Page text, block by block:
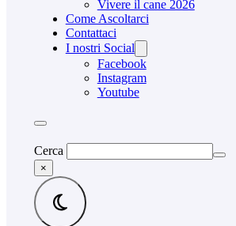
Vivere il cane 2026
Come Ascoltarci
Contattaci
I nostri Social
Facebook
Instagram
Youtube
Cerca
×